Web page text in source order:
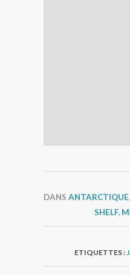
DANS ANTARCTIQUE,
SHELF,
ETIQUETTES :